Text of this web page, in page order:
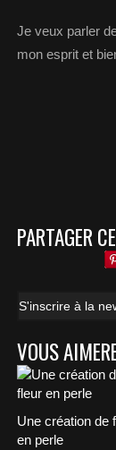
Je veux parler
mon esprit et
PARTAGER
S'inscrire à la
VOUS
Une création de
en perle